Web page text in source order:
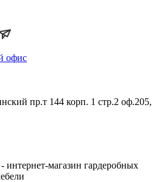
офис
пр.т 144 корп. 1 стр.2 оф.205,
магазин гардеробных